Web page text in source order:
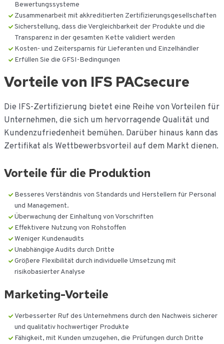
Bewertungssysteme
Zusammenarbeit mit akkreditierten Zertifizierungsgesellschaften
Sicherstellung, dass die Vergleichbarkeit der Produkte und die
Transparenz in der gesamten Kette validiert werden
Kosten- und Zeitersparnis für Lieferanten und Einzelhändler
Erfüllen Sie die GFSI-Bedingungen
Vorteile von IFS PACsecure
Die IFS-Zertifizierung bietet eine Reihe von Vorteilen für
Unternehmen, die sich um hervorragende Qualität und
Kundenzufriedenheit bemühen. Darüber hinaus kann das
Zertifikat als Wettbewerbsvorteil auf dem Markt dienen.
Vorteile für die Produktion
Besseres Verständnis von Standards und Herstellern für Personal
und Management.
Überwachung der Einhaltung von Vorschriften
Effektivere Nutzung von Rohstoffen
Weniger Kundenaudits
Unabhängige Audits durch Dritte
Größere Flexibilität durch individuelle Umsetzung mit
risikobasierter Analyse
Marketing-Vorteile
Verbesserter Ruf des Unternehmens durch den Nachweis sicherer
und qualitativ hochwertiger Produkte
Fähigkeit, mit Kunden umzugehen, die Prüfungen durch Dritte